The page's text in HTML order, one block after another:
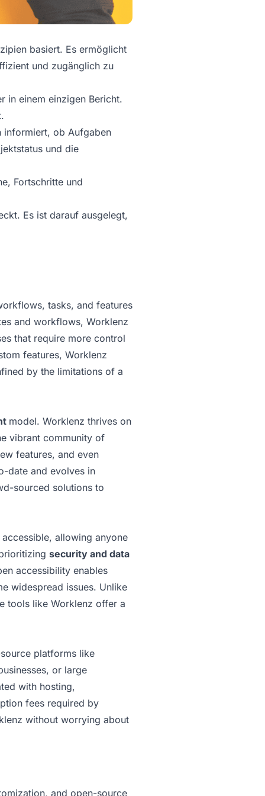
basiert. Es ermöglicht
und zugänglich zu
in einem einzigen Bericht.
informiert, ob Aufgaben
und die
Fortschritte und
Es ist darauf ausgelegt,
tasks, and features
and workflows, Worklenz
that require more control
features, Worklenz
by the limitations of a
model. Worklenz thrives on
vibrant community of
features, and even
date and evolves in
sourced solutions to
allowing anyone
security and data
accessibility enables
widespread issues. Unlike
tools like Worklenz offer a
platforms like
or large
with hosting,
fees required by
without worrying about
and open-source